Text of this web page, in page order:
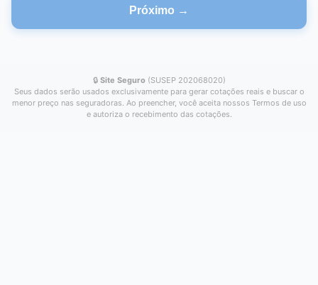
Próximo →
🔒 Site Seguro (SUSEP 202068020)
Seus dados serão usados exclusivamente para gerar cotações reais e buscar o
menor preço nas seguradoras. Ao preencher, você aceita nossos Termos de uso
e autoriza o recebimento das cotações.